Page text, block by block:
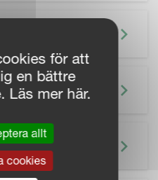
för att
en bättre
Läs mer här.
allt
cookies